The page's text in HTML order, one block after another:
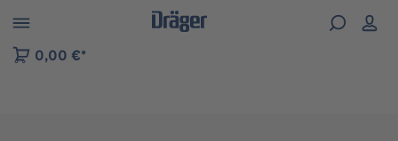
to B2B platform navigation
0,00 €*